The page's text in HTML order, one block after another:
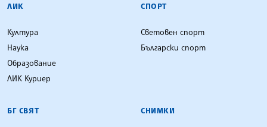
ЛИК
Култура
Наука
Образование
ЛИК Куриер
СПОРТ
Световен спорт
Български спорт
БГ СВЯТ СНИМКИ